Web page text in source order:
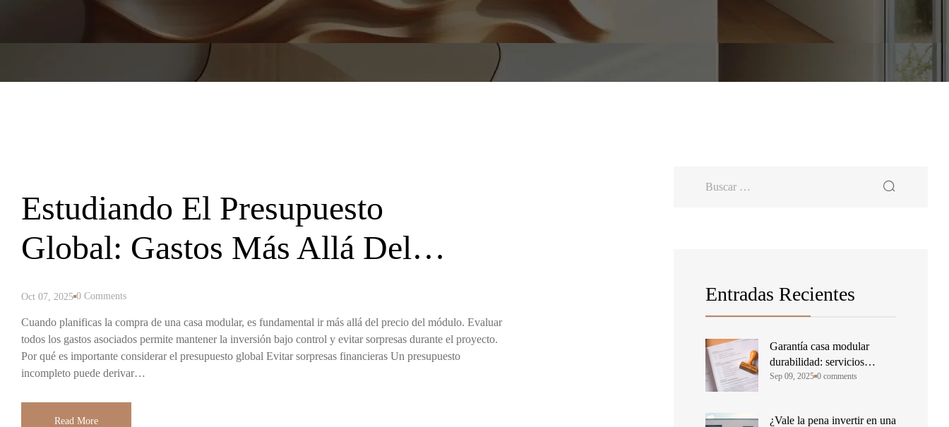
Estudiando El Presupuesto
Global: Gastos Más Allá Del
Precio De La Casa
Oct 07, 2025 0 Comments
Cuando planificas la compra de una casa modular, es fundamental ir más allá del precio del módulo. Evaluar
todos los gastos asociados permite mantener la inversión bajo control y evitar sorpresas durante el proyecto.
Por qué es importante considerar el presupuesto global Evitar sorpresas financieras Un presupuesto
incompleto puede derivar…
Read More
Entradas Recientes
Garantía casa modular
durabilidad: servicios
incluidos y su importancia
Sep 09, 2025 0 comments
¿Vale la pena invertir en una